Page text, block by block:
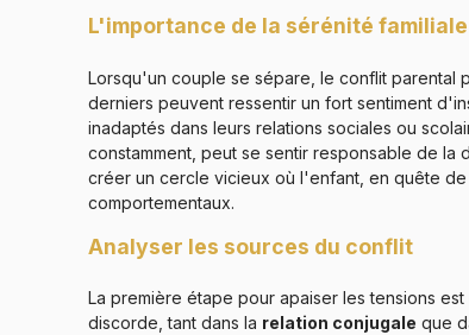
L'importance de la sérénité familiale
Lorsqu'un couple se sépare, le conflit parental
derniers peuvent ressentir un fort sentiment
inadaptés dans leurs relations sociales ou
constamment, peut se sentir responsable de
créer un cercle vicieux où l'enfant, en quête
comportementaux.
Analyser les sources du conflit
La première étape pour apaiser les tensions
discorde, tant dans la relation conjugale que